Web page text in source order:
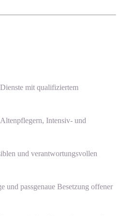
mit qualifiziertem
Intensiv- und
und verantwortungsvollen
passgenaue Besetzung offener